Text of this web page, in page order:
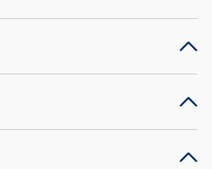
am
der Bahnstraße in